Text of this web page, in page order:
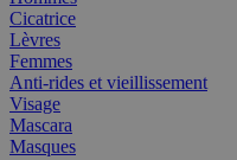
Cicatrice
Lèvres
Femmes
Anti-rides et vieillissement
Visage
Mascara
Masques